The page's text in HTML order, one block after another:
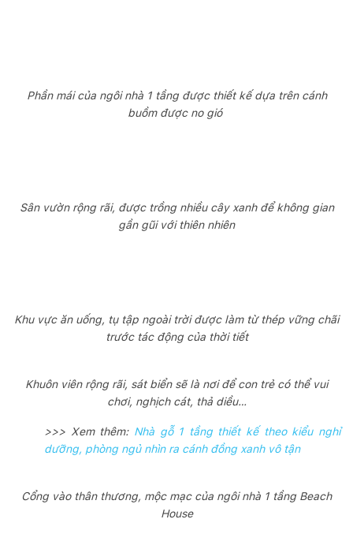
Phần mái của ngôi nhà 1 tầng được thiết kế dựa trên cánh
buồm được no gió
Sân vườn rộng rãi, được trồng nhiều cây xanh để không gian
gần gũi với thiên nhiên
Khu vực ăn uống, tụ tập ngoài trời được làm từ thép vững chãi
trước tác động của thời tiết
Khuôn viên rộng rãi, sát biển sẽ là nơi để con trẻ có thể vui
chơi, nghịch cát, thả diều…
>>> Xem thêm: Nhà gỗ 1 tầng thiết kế theo kiểu nghỉ
dưỡng, phòng ngủ nhìn ra cánh đồng xanh vô tận
Cổng vào thân thương, mộc mạc của ngôi nhà 1 tầng Beach
House